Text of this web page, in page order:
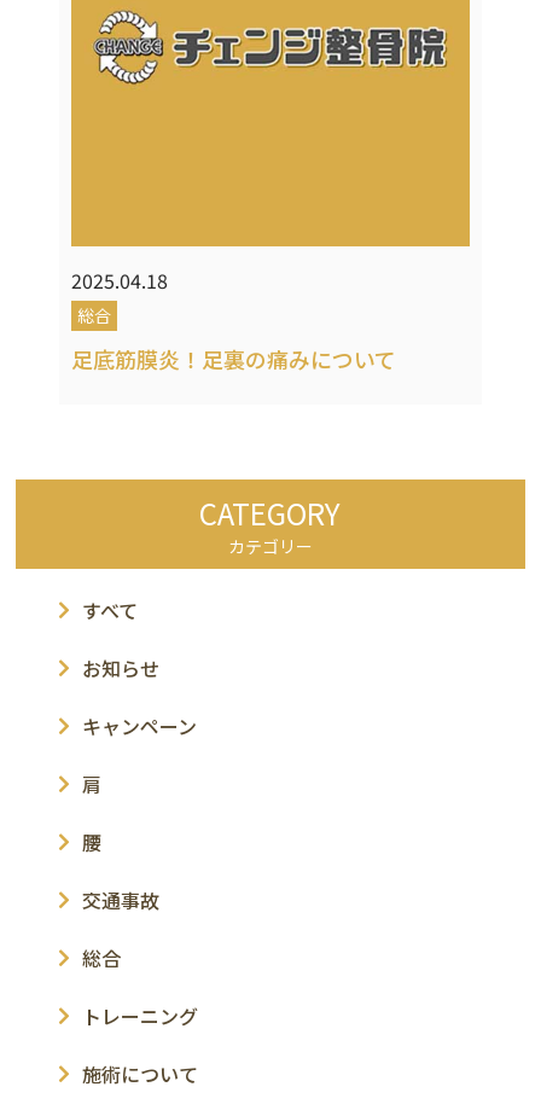
2025.04.18
総合
足底筋膜炎！足裏の痛みについて
CATEGORY
カテゴリー
すべて
お知らせ
キャンペーン
肩
腰
交通事故
総合
トレーニング
施術について